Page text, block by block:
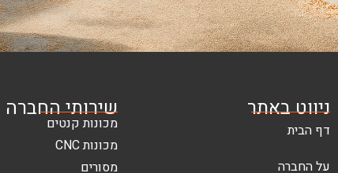
ניווט באתר
דף הבית
על החברה
שירותי החברה
מכונות קנטים
מכונות CNC
מסורים